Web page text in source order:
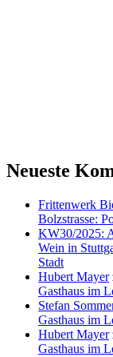
Neueste
Frittenwerk
Bolzstrasse:
KW30/2025:
Wein in
Stadt
Hubert Mayer
Gasthaus im
Stefan
Gasthaus im
Hubert Mayer
Gasthaus im